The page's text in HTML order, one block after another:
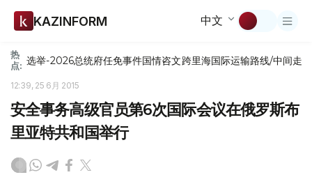
KAZINFORM 中文
热
点: 选举-2026总统府任免事件国情咨文跨里海国际运输路线/中间走廊
12:39, 25 6月 2015
安全事务高级官员第6次国际会议在俄罗斯布
里亚特共和国举行